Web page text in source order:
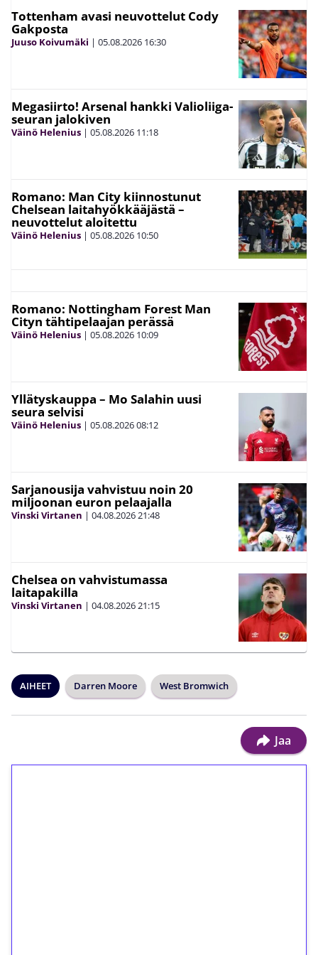
Tottenham avasi neuvottelut Cody
Gakposta
Juuso Koivumäki | 05.08.2026 16:30
Megasiirto! Arsenal hankki Valioliiga-
seuran jalokiven
Väinö Helenius | 05.08.2026 11:18
Romano: Man City kiinnostunut
Chelsean laitahyökkääjästä –
neuvottelut aloitettu
Väinö Helenius | 05.08.2026 10:50
Romano: Nottingham Forest Man
Cityn tähtipelaajan perässä
Väinö Helenius | 05.08.2026 10:09
Yllätyskauppa – Mo Salahin uusi
seura selvisi
Väinö Helenius | 05.08.202608:12
Sarjanousija vahvistuu noin 20
miljoonan euron pelaajalla
Vinski Virtanen | 04.08.2026 21:48
Chelsea on vahvistumassa
laitapakilla
Vinski Virtanen | 04.08.2026 21:15
AIHEET Darren Moore West Bromwich
Jaa